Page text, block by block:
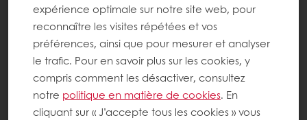
expérience optimale sur notre site web, pour
reconnaître les visites répétées et vos
préférences, ainsi que pour mesurer et analyser
le trafic. Pour en savoir plus sur les cookies, y
compris comment les désactiver, consultez
notre politique en matière de cookies. En
cliquant sur « J’accepte tous les cookies » vous